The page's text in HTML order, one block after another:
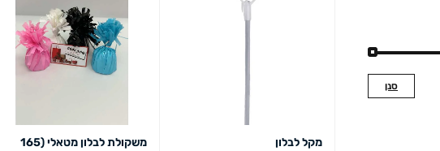
סנן
מקל לבלון
משקולת לבלון מטאלי (165